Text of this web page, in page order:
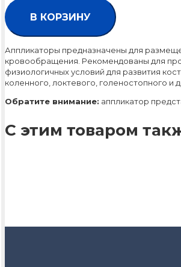
В КОРЗИНУ
Аппликаторы предназначены для
кровообращения. Рекомендованы для
физиологичных условий для развития
коленного, локтевого, голеностопного и
Обратите внимание: аппликатор
С этим товаром